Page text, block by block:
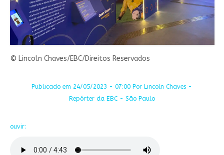
© Lincoln Chaves/EBC/Direitos Reservados
Publicado em 24/05/2023 - 07:00 Por Lincoln Chaves -
Repórter da EBC - São Paulo
ouvir: